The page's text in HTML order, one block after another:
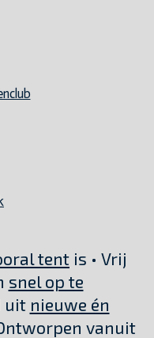
tent is • Vrij
snel op te
uit nieuwe én
vanuit